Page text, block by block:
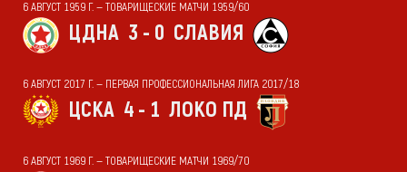
6 АВГУСТ 1959 Г. — ТОВАРИЩЕСКИЕ МАТЧИ 1959/60
ЦДНА 3 - 0 СЛАВИЯ
6 АВГУСТ 2017 Г. — ПЕРВАЯ ПРОФЕССИОНАЛЬНАЯ ЛИГА 2017/18
ЦСКА 4 - 1 ЛОКО ПД
6 АВГУСТ 1969 Г. — ТОВАРИЩЕСКИЕ МАТЧИ 1969/70